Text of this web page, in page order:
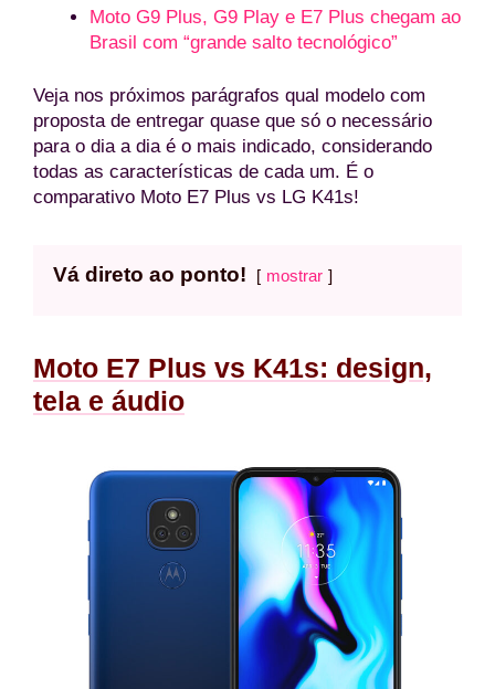
Moto G9 Plus, G9 Play e E7 Plus chegam ao
Brasil com “grande salto tecnológico”
Veja nos próximos parágrafos qual modelo com
proposta de entregar quase que só o necessário
para o dia a dia é o mais indicado, considerando
todas as características de cada um. É o
comparativo Moto E7 Plus vs LG K41s!
Vá direto ao ponto! mostrar
Moto E7 Plus vs K41s: design,
tela e áudio